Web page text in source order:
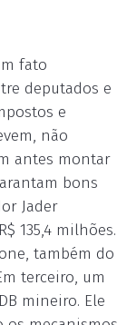
fato
deputados e
e
não
antes montar
bons
Jader
135,4 milhões.
também do
terceiro, um
mineiro. Ele